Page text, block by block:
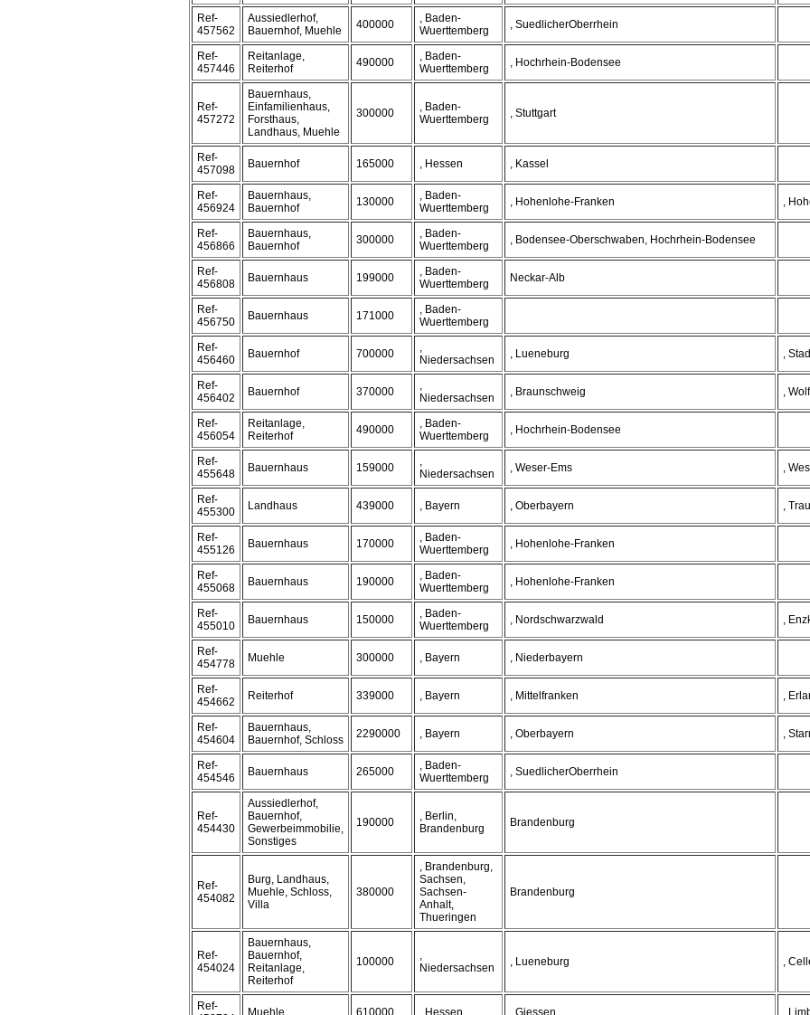
Ref-
457562
Aussiedlerhof,
Bauernhof, Muehle
400000
, Baden-
Wuerttemberg
, SuedlicherOberrhein
Ref-
457446
Reitanlage,
Reiterhof
490000
, Baden-
Wuerttemberg
, Hochrhein-Bodensee
Ref-
457272
Bauernhaus,
Einfamilienhaus,
Forsthaus,
Landhaus, Muehle
300000
, Baden-
Wuerttemberg
, Stuttgart
Ref-
457098
Bauernhof 165000 , Hessen , Kassel
Ref-
456924
Bauernhaus,
Bauernhof
130000
, Baden-
Wuerttemberg
, Hohenlohe-Franken ,
Ref-
456866
Bauernhaus,
Bauernhof
300000
, Baden-
Wuerttemberg
, Bodensee-Oberschwaben, Hochrhein-Bodensee
Ref-
456808
Bauernhaus 199000
, Baden-
Wuerttemberg
Neckar-Alb
Ref-
456750
Bauernhaus 171000
, Baden-
Wuerttemberg
Ref-
456460
Bauernhof 700000
,
Niedersachsen
, Lueneburg ,
Ref-
456402
Bauernhof 370000
,
Niedersachsen
, Braunschweig ,
Ref-
456054
Reitanlage,
Reiterhof
490000
, Baden-
Wuerttemberg
, Hochrhein-Bodensee
Ref-
455648
Bauernhaus 159000
,
Niedersachsen
, Weser-Ems ,
Ref-
455300
Landhaus 439000 , Bayern , Oberbayern ,
Ref-
455126
Bauernhaus 170000
, Baden-
Wuerttemberg
, Hohenlohe-Franken
Ref-
455068
Bauernhaus 190000
, Baden-
Wuerttemberg
, Hohenlohe-Franken
Ref-
455010
Bauernhaus 150000
, Baden-
Wuerttemberg
, Nordschwarzwald ,
Ref-
454778
Muehle 300000 , Bayern , Niederbayern
Ref-
454662
Reiterhof 339000 , Bayern , Mittelfranken ,
Ref-
454604
Bauernhaus,
Bauernhof, Schloss
2290000 , Bayern , Oberbayern ,
Ref-
454546
Bauernhaus 265000
, Baden-
Wuerttemberg
, SuedlicherOberrhein
Ref-
454430
Aussiedlerhof,
Bauernhof,
Gewerbeimmobilie,
Sonstiges
190000
, Berlin,
Brandenburg
Brandenburg
Ref-
454082
Burg, Landhaus,
Muehle, Schloss,
Villa
380000
, Brandenburg,
Sachsen,
Sachsen-
Anhalt,
Thueringen
Brandenburg
Ref-
454024
Bauernhaus,
Bauernhof,
Reitanlage,
Reiterhof
100000
,
Niedersachsen
, Lueneburg ,
Ref-
Muehle 610000 , Hessen , Giessen ,